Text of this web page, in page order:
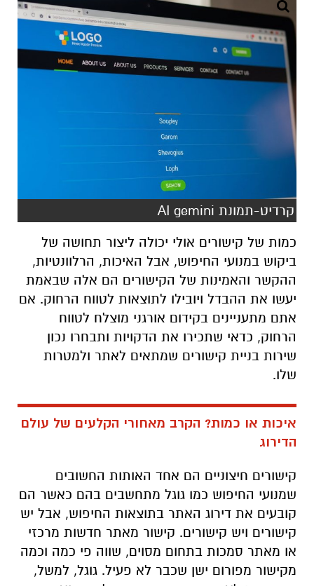
קרדיט-תמונת AI gemini
כמות של קישורים אולי יכולה ליצור תחושה של
ביקוש במנועי החיפוש, אבל האיכות, הרלוונטיות,
ההקשר והאמינות של הקישורים הם אלה שבאמת
יעשו את ההבדל ויובילו לתוצאות לטווח הרחוק. אם
אתם מתעניינים בקידום אורגני מוצלח לטווח
הרחוק, כדאי שתכירו את הדקויות ותבחרו נכון
שירות בניית קישורים שמתאים לאתר ולמטרות
שלו.
איכות או כמות? הקרב מאחורי הקלעים של עולם
הדירוג
קישורים חיצוניים הם אחד האותות החשובים
שמנועי החיפוש כמו גוגל מתחשבים בהם כאשר הם
קובעים את דירוג האתר בתוצאות החיפוש, אבל יש
קישורים ויש קישורים. קישור מאתר חדשות מרכזי
או מאתר סמכות בתחום מסוים, שווה פי כמה וכמה
מקישור מפורום ישן שכבר לא פעיל. גוגל, למשל,